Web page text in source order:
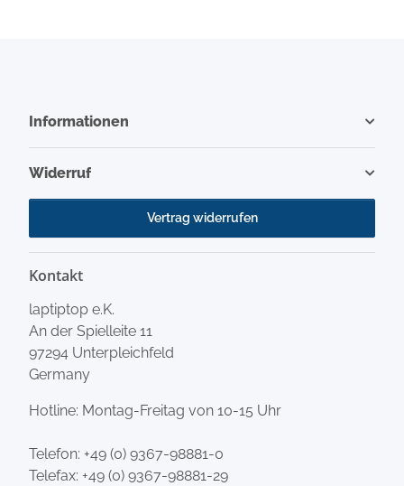
Informationen
Widerruf
Vertrag widerrufen
Kontakt
laptiptop e.K.
An der Spielleite 11
97294 Unterpleichfeld
Germany
Hotline: Montag-Freitag von 10-15 Uhr
Telefon: +49 (0) 9367-98881-0
Telefax: +49 (0) 9367-98881-29